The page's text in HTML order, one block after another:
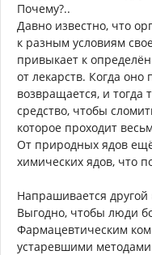
Почему?..
Давно известно, что
к разным условиям
привыкает к
от лекарств. Когда оно
возвращается, и тогда
средство, чтобы
которое проходит
От природных ядов
химических ядов, что
Напрашивается другой
Выгодно, чтобы люди
Фармацевтическим
устаревшими